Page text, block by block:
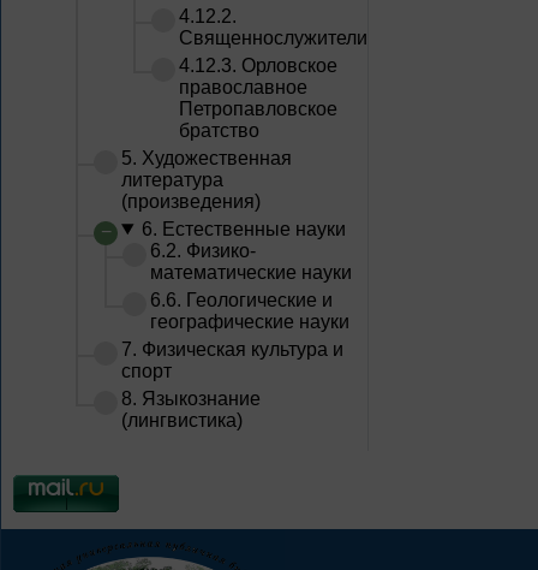
4.12.2.
Священнослужители
4.12.3. Орловское
православное
Петропавловское
братство
5. Художественная
литература
(произведения)
6. Естественные науки
6.2. Физико-
математические науки
6.6. Геологические и
географические науки
7. Физическая культура и
спорт
8. Языкознание
(лингвистика)